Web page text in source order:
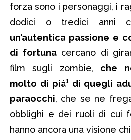
forza sono i personaggi, i
dodici o tredici anni
un’autentica passione e
di fortunacercano di
film sugli zombie, che
molto di pià¹ di quegli
paraocchi, che se ne
obblighi e dei ruoli di cui
hanno ancora una visione